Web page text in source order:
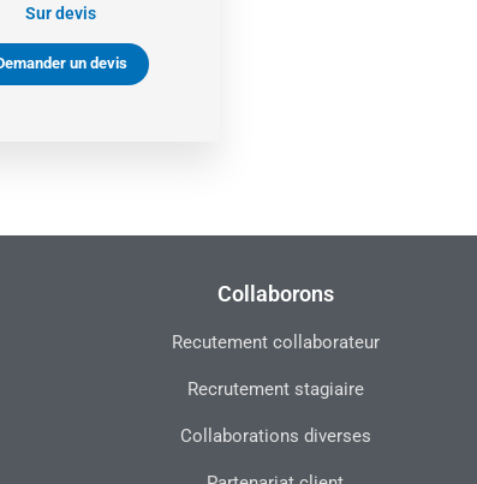
Sur devis
un devis
Collaborons
Recutement collaborateur
Recrutement stagiaire
Collaborations diverses